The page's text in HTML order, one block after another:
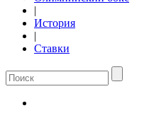
|
История
|
Ставки